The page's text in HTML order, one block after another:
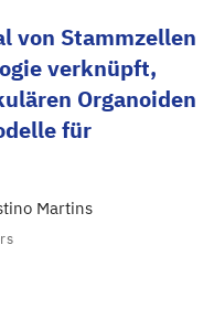
von Stammzellen
verknüpft,
Organoiden
für
Martins